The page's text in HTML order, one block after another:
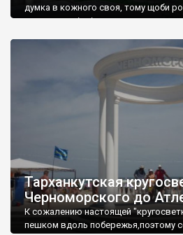
думка в кожного своя, тому щоби
запрошую відвідати це
Тарханкутская
Черноморского до
К сожалению настоящей
пешком вдоль побережья,поэтому